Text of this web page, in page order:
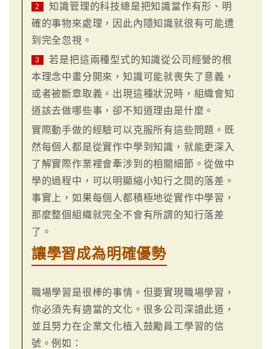
2
知識管理的科技總是把知識當作有形、明
確的事物來處理，因此內隱知識就很有可能遭
到完全忽視。
3
若是把這兩種型式的知識從公司經營的根
本理念中畫分開來，知識可能就喪失了意義，
或者被斷章取義。出現這種狀況時，組織會知
道該去做哪些事，卻不知道理由是什麼。
實際動手做的經驗可以克服所有這些問題。既
然每個人都是從實作中學到知識，就能更深入
了解實際作業裡會牽涉到的相關細節。從做中
學的過程中，可以明顯縮小知行之間的落差。
事實上，如果每個人都積極地從實作中學習，
那麼整個組織就完全不會有所謂的知行落差
了。
讓學習成為明確優勢
職場學習是很棒的事情。但要實現職場學習，
你必須先有適當的文化。很多公司深諳此道，
並且努力在企業文化植入鼓勵員工學習的信
號。例如：